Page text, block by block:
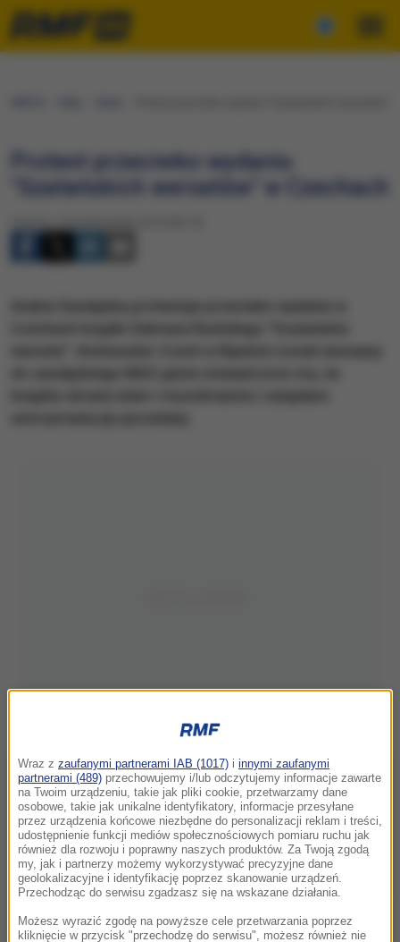
Protest przeciwko wydaniu
"Szatańskich wersetów" w Czechach
Wraz z zaufanymi partnerami IAB (1017) i innymi zaufanymi
partnerami (489) przechowujemy i/lub odczytujemy informacje zawarte
na Twoim urządzeniu, takie jak pliki cookie, przetwarzamy dane
osobowe, takie jak unikalne identyfikatory, informacje przesyłane
przez urządzenia końcowe niezbędne do personalizacji reklam i treści,
udostępnienie funkcji mediów społecznościowych pomiaru ruchu jak
również dla rozwoju i poprawny naszych produktów. Za Twoją zgodą
my, jak i partnerzy możemy wykorzystywać precyzyjne dane
geolokalizacyjne i identyfikację poprzez skanowanie urządzeń.
Przechodząc do serwisu zgadzasz się na wskazane działania.
Możesz wyrazić zgodę na powyższe cele przetwarzania poprzez
kliknięcie w przycisk "przechodzę do serwisu", możesz również nie